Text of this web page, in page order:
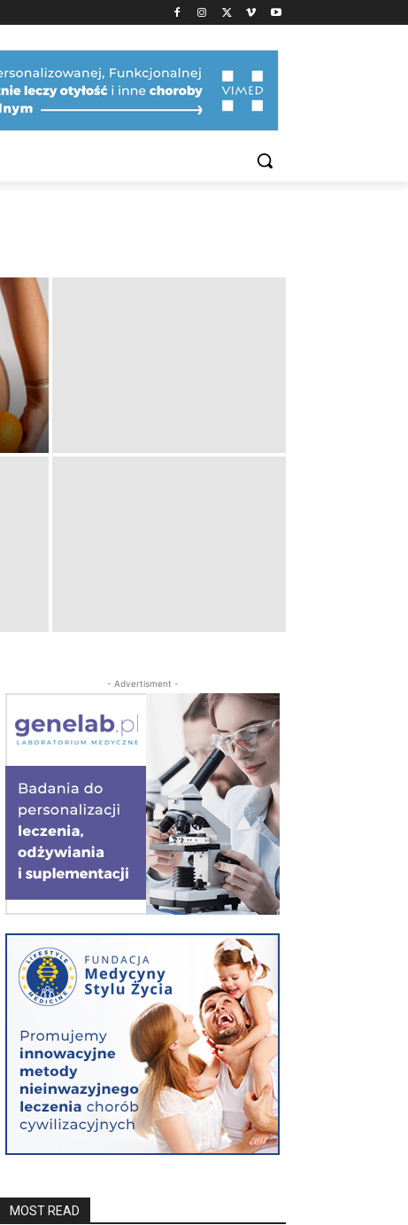
- Advertisment -
MOST READ